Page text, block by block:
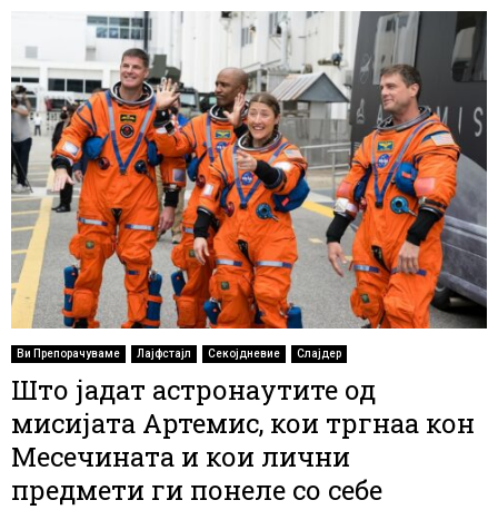
Ви Препорачуваме Лајфстајл Секојдневие Слајдер
Што јадат астронаутите од
мисијата Артемис, кои тргнаа кон
Месечината и кои лични
предмети ги понеле со себе